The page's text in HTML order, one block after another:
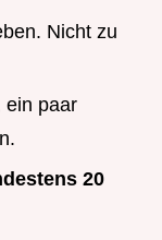
Nicht zu
ein paar
20